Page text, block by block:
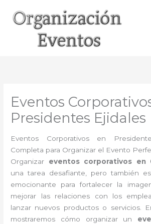
contenido
Eventos
Presidentes Ejidales
Eventos Corporativos en
Completa para Organizar el Evento
Organizar eventos corporativos en
una tarea desafiante, pero también
emocionante para fortalecer la
mejorar las relaciones con los
lanzar nuevos productos o servicios.
mostraremos cómo organizar un